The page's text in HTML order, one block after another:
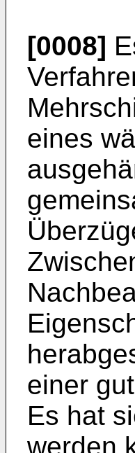
[0008]
eines
einer
Es hat
werden